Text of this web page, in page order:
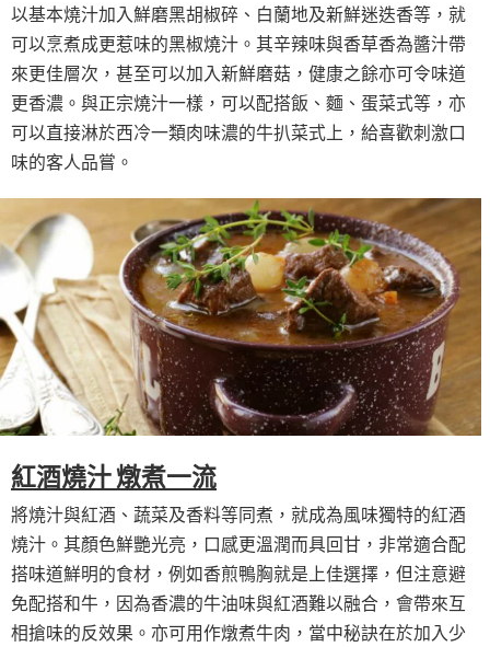
以基本燒汁加入鮮磨黑胡椒碎、白蘭地及新鮮迷迭香等，就
可以烹煮成更惹味的黑椒燒汁。其辛辣味與香草香為醬汁帶
來更佳層次，甚至可以加入新鮮磨菇，健康之餘亦可令味道
更香濃。與正宗燒汁一樣，可以配搭飯、麵、蛋菜式等，亦
可以直接淋於西冷一類肉味濃的牛扒菜式上，給喜歡刺激口
味的客人品嘗。
紅酒燒汁 燉煮一流
將燒汁與紅酒、蔬菜及香料等同煮，就成為風味獨特的紅酒
燒汁。其顏色鮮艷光亮，口感更溫潤而具回甘，非常適合配
搭味道鮮明的食材，例如香煎鴨胸就是上佳選擇，但注意避
免配搭和牛，因為香濃的牛油味與紅酒難以融合，會帶來互
相搶味的反效果。亦可用作燉煮牛肉，當中秘訣在於加入少